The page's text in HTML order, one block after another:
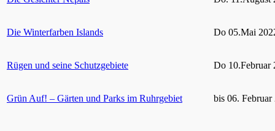
Die Winterfarben Islands Do 05.Mai
Rügen und seine Schutzgebiete Do 10.Februar
Grün Auf! – Gärten und Parks im Ruhrgebiet bis 06. Februar